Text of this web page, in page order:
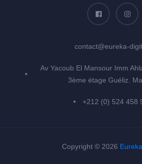
contact@eureka-
Av Yacoub El Mansour Imm
3ème étage Guéliz.
+212 (0) 524 458
Copyright © 2026